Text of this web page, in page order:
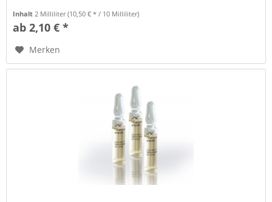
Inhalt 2 Milliliter(10,50 € * / 10 Milliliter)
ab 2,10 € *
Merken